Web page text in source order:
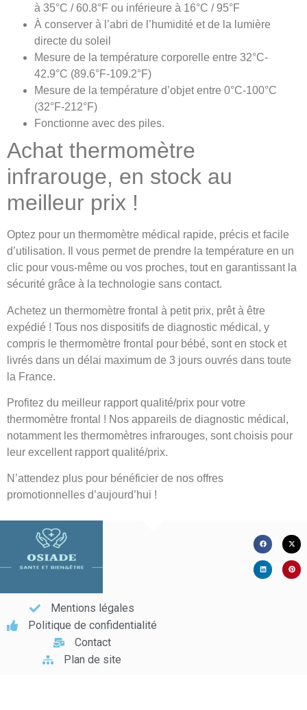
à 35°C / 60.8°F ou inférieure à 16°C / 95°F
À conserver à l’abri de l’humidité et de la lumière
directe du soleil
Mesure de la température corporelle entre 32°C-
42.9°C (89.6°F-109.2°F)
Mesure de la température d’objet entre 0°C-100°C
(32°F-212°F)
Fonctionne avec des piles.
Achat thermomètre
infrarouge, en stock au
meilleur prix !
Optez pour un thermomètre médical rapide, précis et facile
d’utilisation. Il vous permet de prendre la température en un
clic pour vous-même ou vos proches, tout en garantissant la
sécurité grâce à la technologie sans contact.
Achetez un thermomètre frontal à petit prix, prêt à être
expédié ! Tous nos dispositifs de diagnostic médical, y
compris le thermomètre frontal pour bébé, sont en stock et
livrés dans un délai maximum de 3 jours ouvrés dans toute
la France.
Profitez du meilleur rapport qualité/prix pour votre
thermomètre frontal ! Nos appareils de diagnostic médical,
notamment les thermomètres infrarouges, sont choisis pour
leur excellent rapport qualité/prix.
N’attendez plus pour bénéficier de nos offres
promotionnelles d’aujourd’hui !
Mentions légales
Politique de confidentialité
Contact
Plan de site